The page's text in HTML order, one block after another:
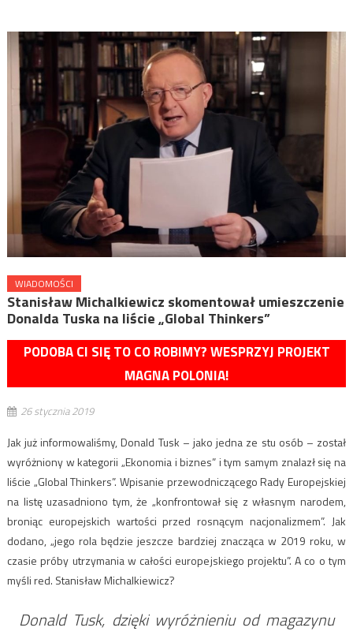
WIADOMOŚCI
Stanisław Michalkiewicz skomentował umieszczenie
Donalda Tuska na liście „Global Thinkers”
PODOBA CI SIĘ TO CO ROBIMY? WESPRZYJ PROJEKT
MAGNA POLONIA!
26 stycznia 2019
Jak już informowaliśmy, Donald Tusk – jako jedna ze stu osób – został
wyróżniony w kategorii „Ekonomia i biznes” i tym samym znalazł się na
liście „Global Thinkers”. Wpisanie przewodniczącego Rady Europejskiej
na listę uzasadniono tym, że „konfrontował się z własnym narodem,
broniąc europejskich wartości przed rosnącym nacjonalizmem”. Jak
dodano, „jego rola będzie jeszcze bardziej znacząca w 2019 roku, w
czasie próby utrzymania w całości europejskiego projektu”. A co o tym
myśli red. Stanisław Michalkiewicz?
Donald Tusk, dzięki wyróżnieniu od magazynu